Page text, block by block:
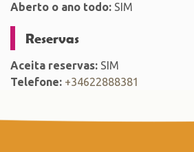
Aberto o ano todo: SIM
Reservas
Aceita reservas: SIM
Telefone: +34622888381